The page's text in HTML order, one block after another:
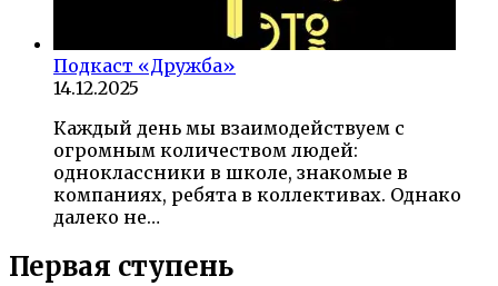
Подкаст «Дружба»
14.12.2025
Каждый день мы взаимодействуем с
огромным количеством людей:
одноклассники в школе, знакомые в
компаниях, ребята в коллективах. Однако
далеко не…
Первая ступень